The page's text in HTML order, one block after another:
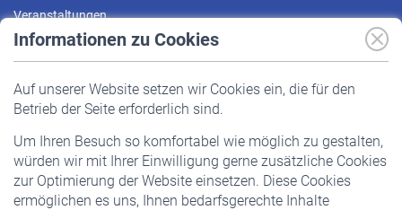
Informationen zu Cookies
Auf unserer Website setzen wir Cookies ein, die für den
Betrieb der Seite erforderlich sind.
Um Ihren Besuch so komfortabel wie möglich zu gestalten,
würden wir mit Ihrer Einwilligung gerne zusätzliche Cookies
zur Optimierung der Website einsetzen. Diese Cookies
ermöglichen es uns, Ihnen bedarfsgerechte Inhalte
Veranstaltungen
Pflichtversicherung
Staatliche Förderung
Veranstaltungen